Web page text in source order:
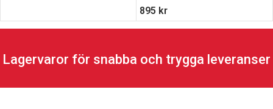
895 kr
Lagervaror för snabba och trygga leveranser